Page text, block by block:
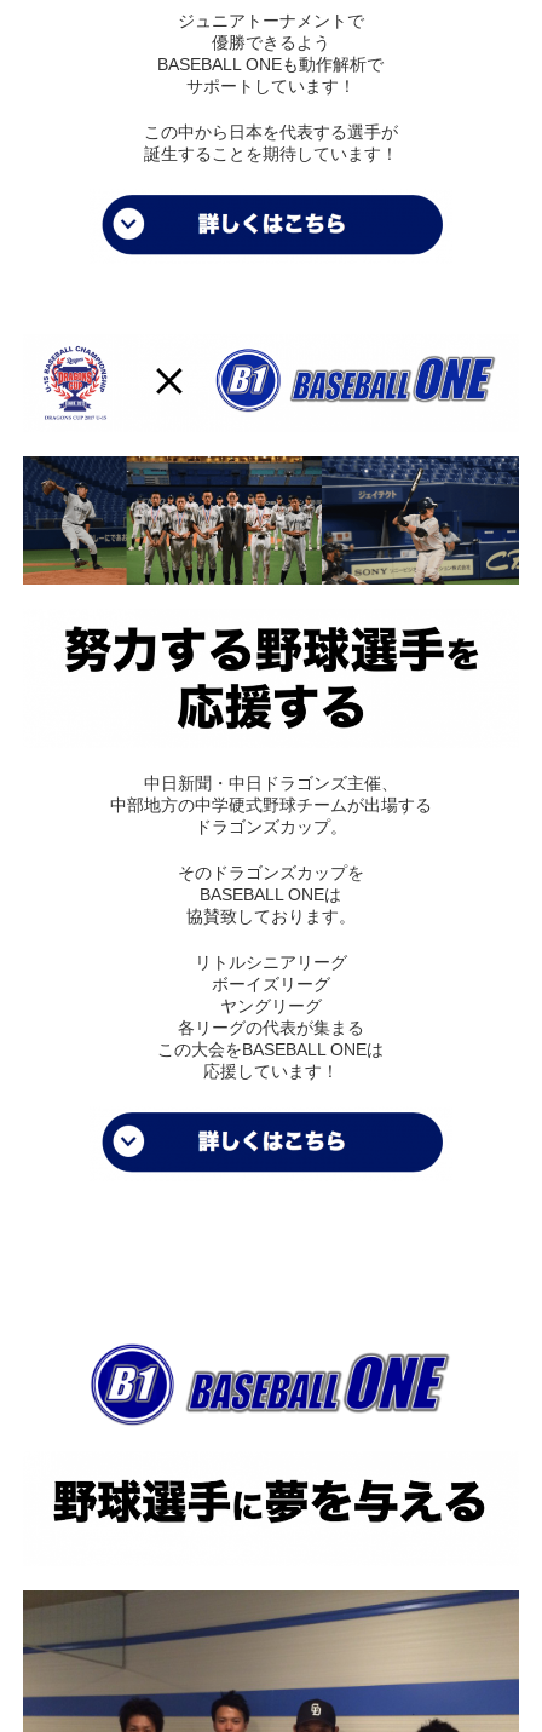
ジュニアトーナメントで
優勝できるよう
BASEBALL ONEも動作解析で
サポートしています！
この中から日本を代表する選手が
誕生することを期待しています！
中日新聞・中日ドラゴンズ主催、
中部地方の中学硬式野球チームが出場する
ドラゴンズカップ。
そのドラゴンズカップを
BASEBALL ONEは
協賛致しております。
リトルシニアリーグ
ボーイズリーグ
ヤングリーグ
各リーグの代表が集まる
この大会をBASEBALL ONEは
応援しています！